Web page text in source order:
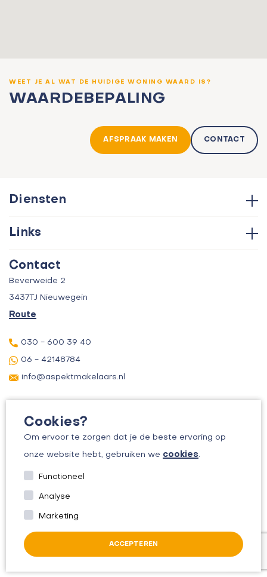
WEET JE AL WAT DE HUIDIGE WONING WAARD IS?
WAARDEBEPALING
AFSPRAAK MAKEN CONTACT
Cookies?
Om ervoor te zorgen dat je de beste ervaring op
onze website hebt, gebruiken we cookies.
Functioneel
Analyse
Marketing
ACCEPTEREN
Diensten
Aankoop
Taxatie
Verhuur
Links
Over ons
Contact
Beverweide 2
3437TJ Nieuwegein
Route
030 - 600 39 40
06 - 42148784
info@aspektmakelaars.nl